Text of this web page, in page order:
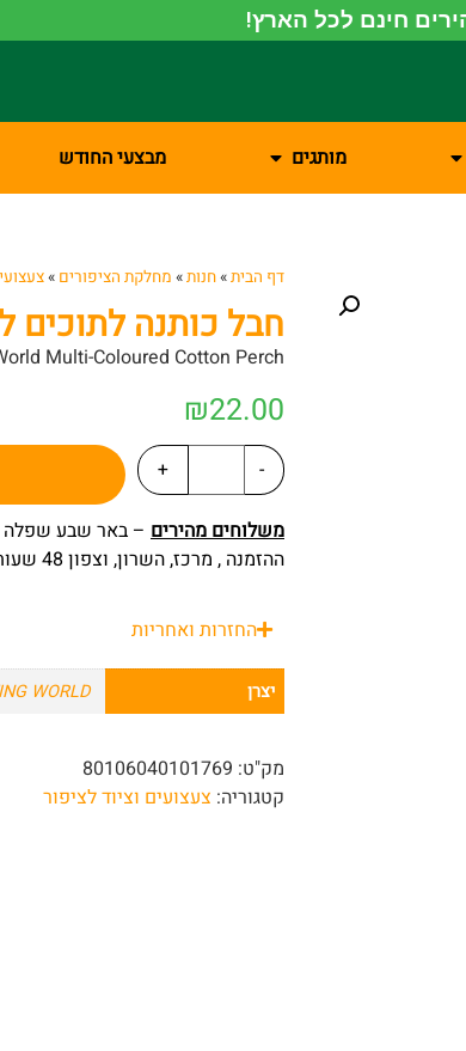
חינם לכל הארץ!
מותגים מבצעי החודש
דף הבית»חנות» מחלקת הציפורים »
חבל כותנה לתוכים
Multi-Coloured Cotton Perch
₪22.00
-
+
משלוחים מהירים
ההזמנה , מרכז, השרון, וצפון 48 שעות מרגע ההזמנה.
החזרות ואחריות
יצרן WORLD
מק"ט: 80106040101769
קטגוריה: צעצועים וציוד לציפור